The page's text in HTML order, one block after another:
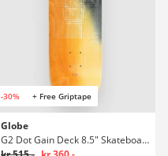
-30% + Free Griptape
Globe
G2 Dot Gain Deck 8.5" Skateboard deck